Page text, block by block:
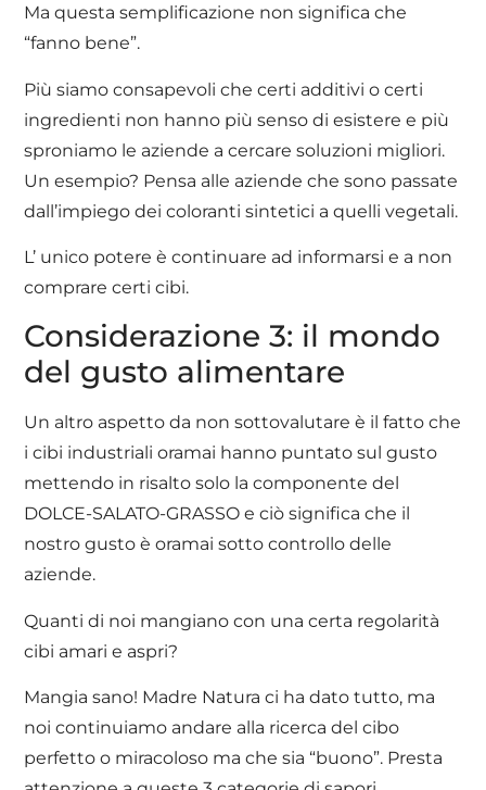
Ma questa semplificazione non significa che
“fanno bene”.
Più siamo consapevoli che certi additivi o certi
ingredienti non hanno più senso di esistere e più
sproniamo le aziende a cercare soluzioni migliori.
Un esempio? Pensa alle aziende che sono passate
dall’impiego dei coloranti sintetici a quelli vegetali.
L’ unico potere è continuare ad informarsi e a non
comprare certi cibi.
Considerazione 3: il mondo
del gusto alimentare
Un altro aspetto da non sottovalutare è il fatto che
i cibi industriali oramai hanno puntato sul gusto
mettendo in risalto solo la componente del
DOLCE-SALATO-GRASSO e ciò significa che il
nostro gusto è oramai sotto controllo delle
aziende.
Quanti di noi mangiano con una certa regolarità
cibi amari e aspri?
Mangia sano! Madre Natura ci ha dato tutto, ma
noi continuiamo andare alla ricerca del cibo
perfetto o miracoloso ma che sia “buono”. Presta